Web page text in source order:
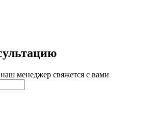
менеджер свяжется с вами